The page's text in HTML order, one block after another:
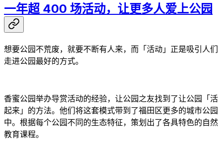
一年超 400 场活动，让更多人爱上公园
想要公园不荒废，就要不断有人来，而「活动」正是吸引人们
走进公园最好的方式。
香蜜公园举办导赏活动的经验，让公园之友找到了让公园「活
起来」的方法。他们将这套模式带到了福田区更多的城市公园
中。根据每个公园不同的生态特征，策划出了各具特色的自然
教育课程。